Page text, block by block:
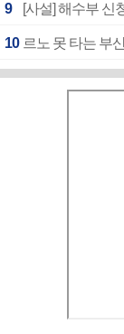
9 [사설] 해수부 신
10 르노 못 타는 부